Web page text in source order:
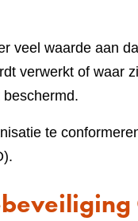
veel waarde aan
verwerkt of waar
te